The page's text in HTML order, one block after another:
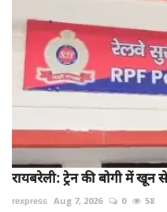
रायबरेली: ट्रेन की बोगी में
rexpress Aug 7, 2026 0 58